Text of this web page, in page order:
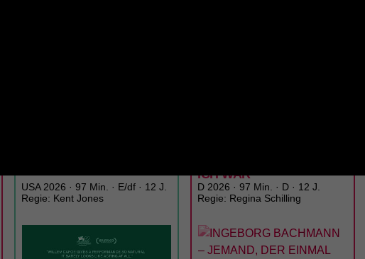
USA 2026 · 97 Min. · E/df · 12 J.
Regie: Kent Jones
ICH WAR
D 2026 · 97 Min. · D · 12 J.
Regie: Regina Schilling